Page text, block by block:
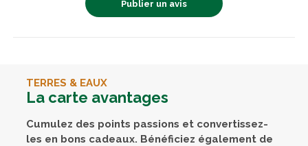
Publier un avis
TERRES & EAUX
La carte avantages
Cumulez des points passions et convertissez-
les en bons cadeaux. Bénéficiez également de